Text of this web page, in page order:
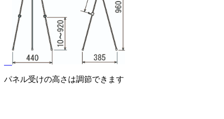
パネル受けの高さは調節できます